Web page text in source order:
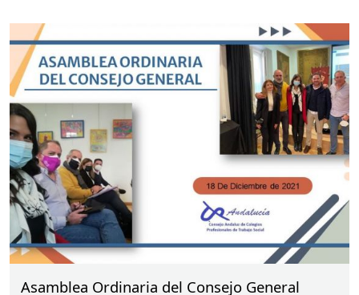
Asamblea Ordinaria del Consejo General